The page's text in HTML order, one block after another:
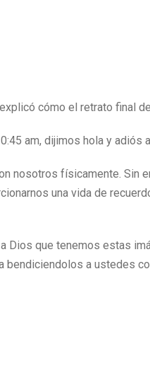
cómo el retrato final
am, dijimos hola y adiós
nosotros físicamente. Sin
una vida de
Dios que tenemos estas
bendiciendolos a ustedes